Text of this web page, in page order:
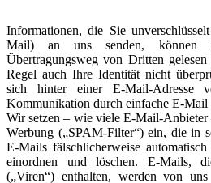
Informationen, die Sie
Mail) an uns senden, können
Übertragungsweg von Dritten
Regel auch Ihre Identität nicht
sich hinter einer E-Mail-Adresse
Kommunikation durch einfache E-Mail
Wir setzen – wie viele E-Mail-Anbieter
Werbung („SPAM-Filter“) ein, die in
E-Mails fälschlicherweise
einordnen und löschen. E-Mails,
(„Viren“) enthalten, werden von